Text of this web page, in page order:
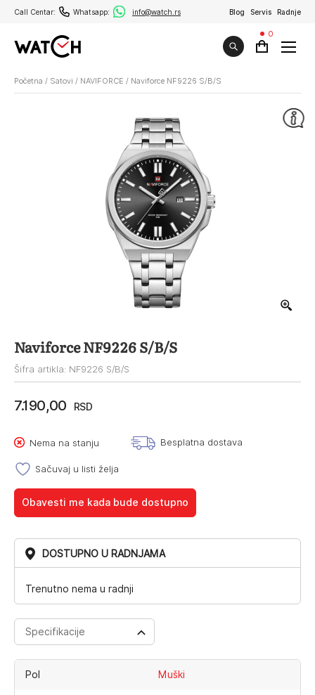
Call Centar: Whatsapp: info@watch.rs Blog Servis Radnje
0
Početna / Satovi / NAVIFORCE / Naviforce NF9226 S/B/S
Naviforce NF9226 S/B/S
Šifra artikla: NF9226 S/B/S
7.190,00 RSD
Nema na stanju Besplatna dostava
Sačuvaj u listi želja
Obavesti me kada bude dostupno
DOSTUPNO U RADNJAMA
Trenutno nema u radnji
Specifikacije
Pol Muški